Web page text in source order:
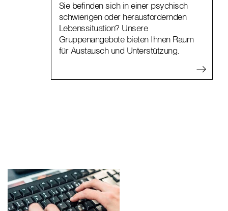
Sie befinden sich in einer psychisch
schwierigen oder herausfordernden
Lebenssituation? Unsere
Gruppenangebote bieten Ihnen Raum
für Austausch und Unterstützung.